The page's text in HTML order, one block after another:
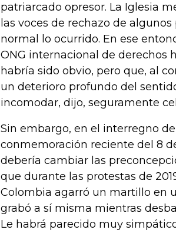
patriarcado opresor. La Iglesia
las voces de rechazo de
normal lo ocurrido. En ese
ONG internacional de derechos
habría sido obvio, pero que, al
un deterioro profundo del
incomodar, dijo, seguramente
Sin embargo, en el interregno
conmemoración reciente del 8
debería cambiar las
que durante las protestas de
Colombia agarró un martillo en
grabó a sí misma mientras
Le habrá parecido muy